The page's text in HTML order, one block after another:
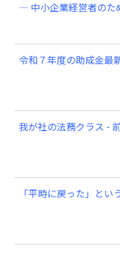
― 中小企業経営者のた
令和７年度の助成金最
我が社の法務クラス -
「平時に戻った」とい